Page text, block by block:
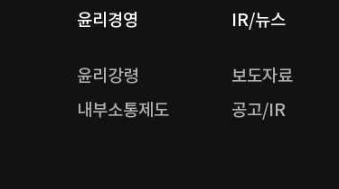
윤리경영
윤리강령
내부소통제도
IR/뉴스
보도자료
공고/IR